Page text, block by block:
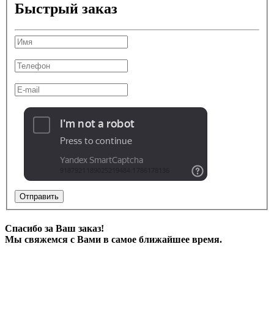
Быстрый заказ
Отправить
Спасибо за Ваш заказ!
Мы свяжемся с Вами в самое ближайшее время.